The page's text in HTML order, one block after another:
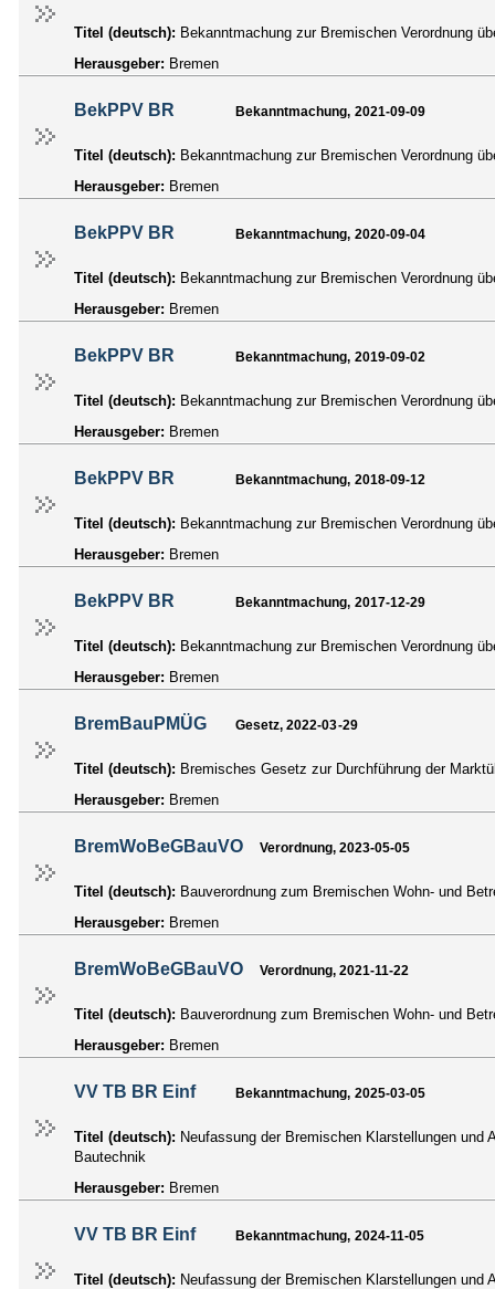
Titel (deutsch): Bekanntmachung zur Bremischen Verordnung
Herausgeber: Bremen
BekPPV BR Bekanntmachung, 2021-09-09
Titel (deutsch): Bekanntmachung zur Bremischen Verordnung
Herausgeber: Bremen
BekPPV BR Bekanntmachung, 2020-09-04
Titel (deutsch): Bekanntmachung zur Bremischen Verordnung
Herausgeber: Bremen
BekPPV BR Bekanntmachung, 2019-09-02
Titel (deutsch): Bekanntmachung zur Bremischen Verordnung
Herausgeber: Bremen
BekPPV BR Bekanntmachung, 2018-09-12
Titel (deutsch): Bekanntmachung zur Bremischen Verordnung
Herausgeber: Bremen
BekPPV BR Bekanntmachung, 2017-12-29
Titel (deutsch): Bekanntmachung zur Bremischen Verordnung
Herausgeber: Bremen
BremBauPMÜG Gesetz, 2022-03-29
Titel (deutsch): Bremisches Gesetz zur Durchführung der
Herausgeber: Bremen
BremWoBeGBauVO Verordnung, 2023-05-05
Titel (deutsch): Bauverordnung zum Bremischen Wohn- und
Herausgeber: Bremen
BremWoBeGBauVO Verordnung, 2021-11-22
Titel (deutsch): Bauverordnung zum Bremischen Wohn- und
Herausgeber: Bremen
VV TB BR Einf Bekanntmachung, 2025-03-05
Titel (deutsch): Neufassung der Bremischen Klarstellungen
Bautechnik
Herausgeber: Bremen
VV TB BR Einf Bekanntmachung, 2024-11-05
Titel (deutsch): Neufassung der Bremischen Klarstellungen